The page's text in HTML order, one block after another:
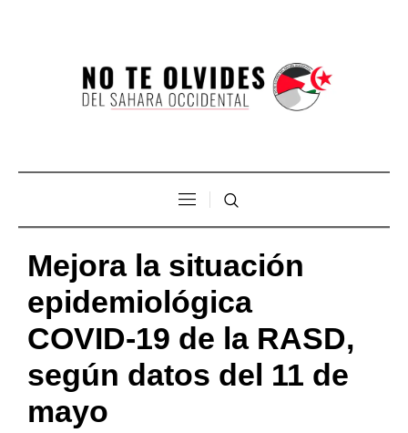
Mejora la situación
epidemiológica
COVID-19 de la RASD,
según datos del 11 de
mayo